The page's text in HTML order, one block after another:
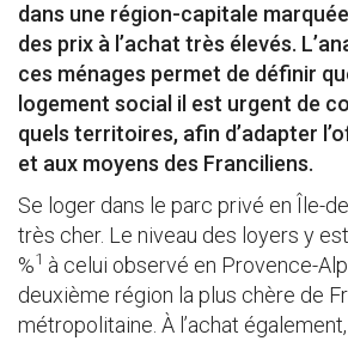
dans une région-capitale
des prix à l’achat très élevés.
ces ménages permet de définir
logement social il est urgent de
quels territoires, afin d’adapter
et aux moyens des Franciliens.
Se loger dans le parc privé en Île-
très cher. Le niveau des loyers y
%1 à celui observé en Provence-
deuxième région la plus chère de
métropolitaine. À l’achat